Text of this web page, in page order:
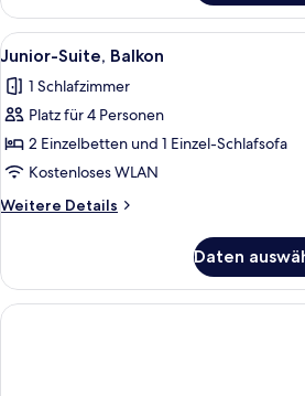
Doppelzimmer,
Balkon
Alle
Fotos
für
Junior-
Suite,
Balkon
anzeigen
Junior-
8
Junior-Suite, Balkon
1 Schlafzimmer
Platz für 4 Personen
2 Einzelbetten und 1 Einzel-Schlafsofa
Kostenloses WLAN
Weitere Details
Weitere
Suite,
Balkon
Daten